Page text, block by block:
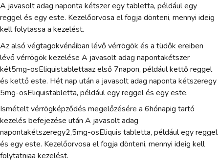
A javasolt adag naponta kétszer egy tabletta, például egy
reggel és egy este. Kezelőorvosa el fogja dönteni, mennyi ideig
kell folytassa a kezelést.
Az alsó végtagokvénáiban lévő vérrögök és a tüdők ereiben
lévő vérrögök kezelése A javasolt adag napontakétszer
két5mg-osEliquistablettaaz első 7napon, például kettő reggel
és kettő este. Hét nap után a javasolt adag naponta kétszeregy
5mg-osEliquistabletta, például egy reggel és egy este.
Ismételt vérrögképződés megelőzésére a 6hónapig tartó
kezelés befejezése után A javasolt adag
napontakétszeregy2,5mg-osEliquis tabletta, például egy reggel
és egy este. Kezelőorvosa el fogja dönteni, mennyi ideig kell
folytatniaa kezelést.